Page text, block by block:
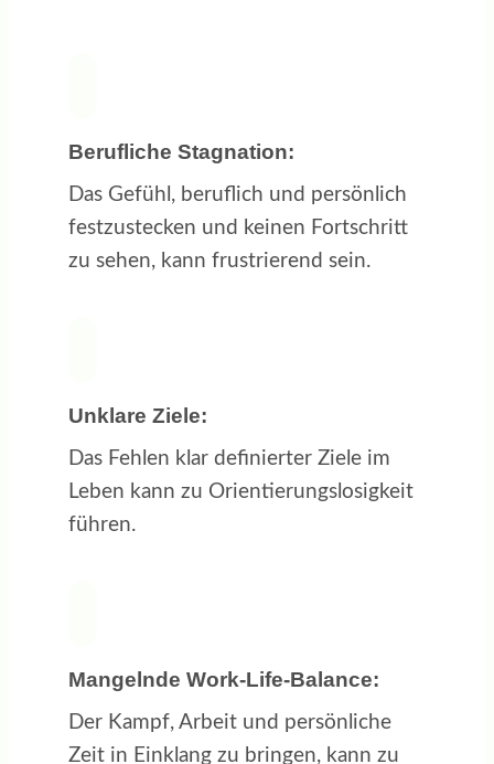
Berufliche Stagnation:
Das Gefühl, beruflich und persönlich
festzustecken und keinen Fortschritt
zu sehen, kann frustrierend sein.
Unklare Ziele:
Das Fehlen klar definierter Ziele im
Leben kann zu Orientierungslosigkeit
führen.
Mangelnde Work-Life-Balance:
Der Kampf, Arbeit und persönliche
Zeit in Einklang zu bringen, kann zu